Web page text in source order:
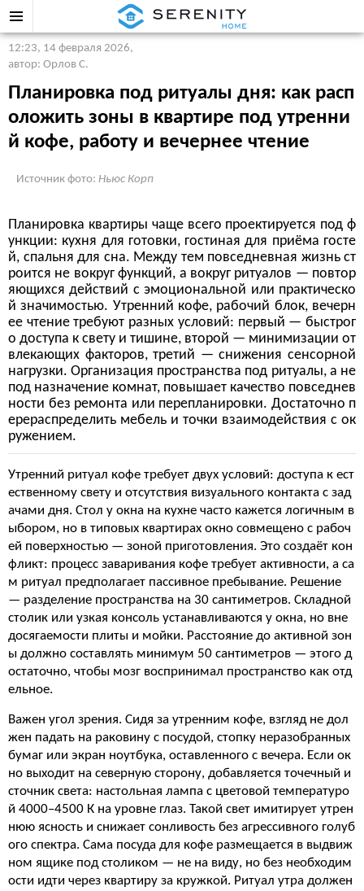
12:23, 14 февраля 2026,
автор: Орлов С.
Планировка под ритуалы дня: как расп
оложить зоны в квартире под утренни
й кофе, работу и вечернее чтение
Источник фото: Ньюс Корп
Планировка квартиры чаще всего проектируется под ф
ункции: кухня для готовки, гостиная для приёма госте
й, спальня для сна. Между тем повседневная жизнь ст
роится не вокруг функций, а вокруг ритуалов — повтор
яющихся действий с эмоциональной или практическо
й значимостью. Утренний кофе, рабочий блок, вечерн
ее чтение требуют разных условий: первый — быстрог
о доступа к свету и тишине, второй — минимизации от
влекающих факторов, третий — снижения сенсорной
нагрузки. Организация пространства под ритуалы, а не
под назначение комнат, повышает качество повседнев
ности без ремонта или перепланировки. Достаточно п
ерераспределить мебель и точки взаимодействия с ок
ружением.
Утренний ритуал кофе требует двух условий: доступа к ест
ественному свету и отсутствия визуального контакта с зад
ачами дня. Стол у окна на кухне часто кажется логичным в
ыбором, но в типовых квартирах окно совмещено с рабоч
ей поверхностью — зоной приготовления. Это создаёт кон
фликт: процесс заваривания кофе требует активности, а са
м ритуал предполагает пассивное пребывание. Решение
— разделение пространства на 30 сантиметров. Складной
столик или узкая консоль устанавливаются у окна, но вне
досягаемости плиты и мойки. Расстояние до активной зон
ы должно составлять минимум 50 сантиметров — этого д
остаточно, чтобы мозг воспринимал пространство как отд
ельное.
Важен угол зрения. Сидя за утренним кофе, взгляд не дол
жен падать на раковину с посудой, стопку неразобранных
бумаг или экран ноутбука, оставленного с вечера. Если ок
но выходит на северную сторону, добавляется точечный и
сточник света: настольная лампа с цветовой температуро
й 4000–4500 К на уровне глаз. Такой свет имитирует утрен
нюю ясность и снижает сонливость без агрессивного голуб
ого спектра. Сама посуда для кофе размещается в выдвиж
ном ящике под столиком — не на виду, но без необходим
ости идти через квартиру за кружкой. Ритуал утра должен